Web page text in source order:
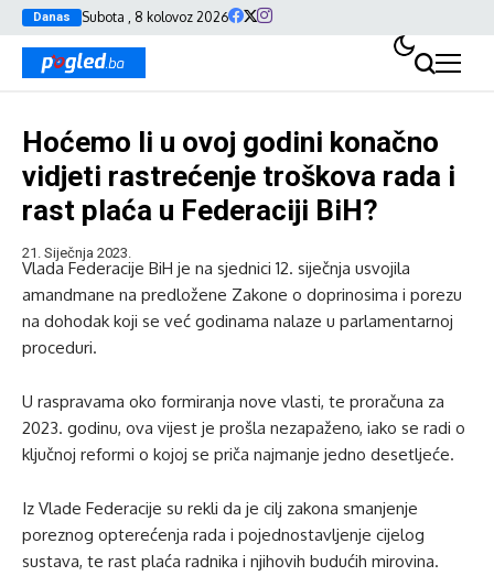
Danas Subota , 8 kolovoz 2026
Hoćemo li u ovoj godini konačno
vidjeti rastrećenje troškova rada i
rast plaća u Federaciji BiH?
21. Siječnja 2023.
Vlada Federacije BiH je na sjednici 12. siječnja usvojila
amandmane na predložene Zakone o doprinosima i porezu
na dohodak koji se već godinama nalaze u parlamentarnoj
proceduri.
U raspravama oko formiranja nove vlasti, te proračuna za
2023. godinu, ova vijest je prošla nezapaženo, iako se radi o
ključnoj reformi o kojoj se priča najmanje jedno desetljeće.
Iz Vlade Federacije su rekli da je cilj zakona smanjenje
poreznog opterećenja rada i pojednostavljenje cijelog
sustava, te rast plaća radnika i njihovih budućih mirovina.